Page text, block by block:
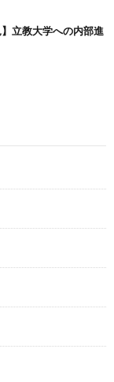
立教大学への内部進